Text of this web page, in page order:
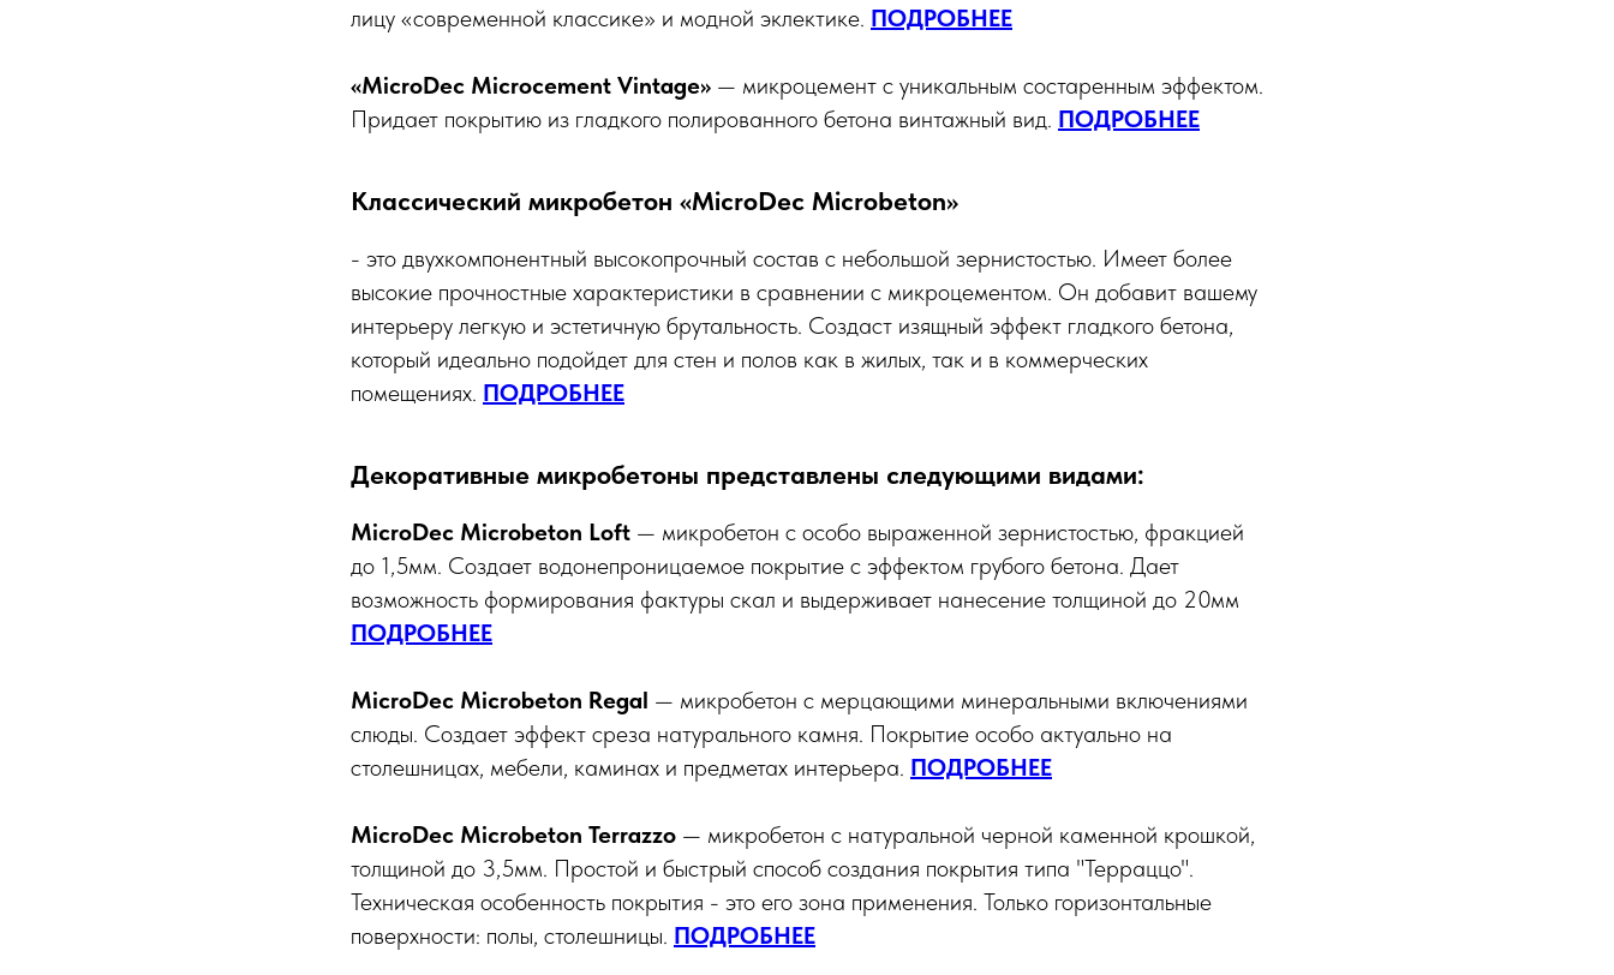
лицу «современной классике» и модной эклектике. ПОДРОБНЕЕ
«MicroDec Microcement Vintage» — микроцемент с уникальным состаренным эффектом.
Придает покрытию из гладкого полированного бетона винтажный вид. ПОДРОБНЕЕ
Классический микробетон «MicroDec Microbeton»
- это двухкомпонентный высокопрочный состав с небольшой зернистостью. Имеет более
высокие прочностные характеристики в сравнении с микроцементом. Он добавит вашему
интерьеру легкую и эстетичную брутальность. Создаст изящный эффект гладкого бетона,
который идеально подойдет для стен и полов как в жилых, так и в коммерческих
помещениях. ПОДРОБНЕЕ
Декоративные микробетоны представлены следующими видами:
MicroDec Microbeton Loft — микробетон с особо выраженной зернистостью, фракцией
до 1,5мм. Создает водонепроницаемое покрытие с эффектом грубого бетона. Дает
возможность формирования фактуры скал и выдерживает нанесение толщиной до 20мм
ПОДРОБНЕЕ
MicroDec Microbeton Regal — микробетон с мерцающими минеральными включениями
слюды. Создает эффект среза натурального камня. Покрытие особо актуально на
столешницах, мебели, каминах и предметах интерьера. ПОДРОБНЕЕ
MicroDec Microbeton Terrazzo — микробетон с натуральной черной каменной крошкой,
толщиной до 3,5мм. Простой и быстрый способ создания покрытия типа "Терраццо".
Техническая особенность покрытия - это его зона применения. Только горизонтальные
поверхности: полы, столешницы. ПОДРОБНЕЕ